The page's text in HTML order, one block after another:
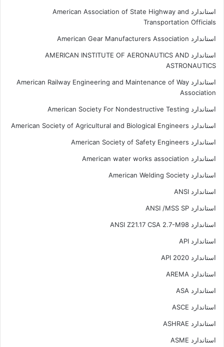
استاندارد American Association of State Highway and
Transportation Officials
استاندارد American Gear Manufacturers Association
استاندارد AMERICAN INSTITUTE OF AERONAUTICS AND
ASTRONAUTICS
استاندارد American Railway Engineering and Maintenance of Way
Association
استاندارد American Society For Nondestructive Testing
استاندارد American Society of Agricultural and Biological Engineers
استاندارد American Society of Safety Engineers
استاندارد American water works association
استاندارد American Welding Society
استاندارد ANSI
استاندارد ANSI /MSS SP
استاندارد ANSI Z21.17 CSA 2.7-M98
استاندارد API
استاندارد API 2020
استاندارد AREMA
استاندارد ASA
استاندارد ASCE
استاندارد ASHRAE
استاندارد ASME